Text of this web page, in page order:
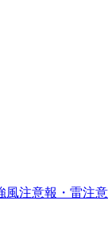
風注意報・雷注意